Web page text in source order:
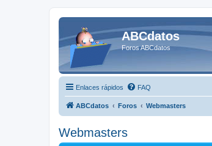
ABCdatos
Foros ABCdatos
Enlaces rápidos FAQ
ABCdatos Foros Webmasters
Webmasters